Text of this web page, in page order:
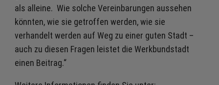
als alleine. Wie solche Vereinbarungen aussehen
könnten, wie sie getroffen werden, wie sie
verhandelt werden auf Weg zu einer guten Stadt –
auch zu diesen Fragen leistet die Werkbundstadt
einen Beitrag.“